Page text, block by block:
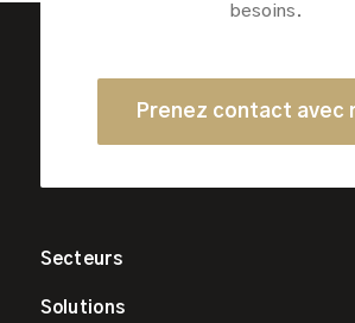
besoins.
Prenez contact avec
Secteurs
Solutions